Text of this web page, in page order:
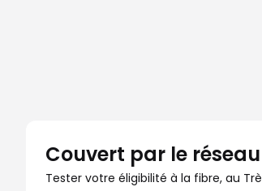
Couvert par le réseau
Tester votre éligibilité à la fibre, au